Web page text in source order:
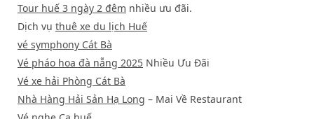
Tour huế 3 ngày 2 đêm nhiều ưu đãi.
Dịch vụ thuê xe du lịch Huế
vé symphony Cát Bà
Vé pháo hoa đà nẵng 2025 Nhiều Ưu Đãi
Vé xe hải Phòng Cát Bà
Nhà Hàng Hải Sản Hạ Long – Mai Về Restaurant